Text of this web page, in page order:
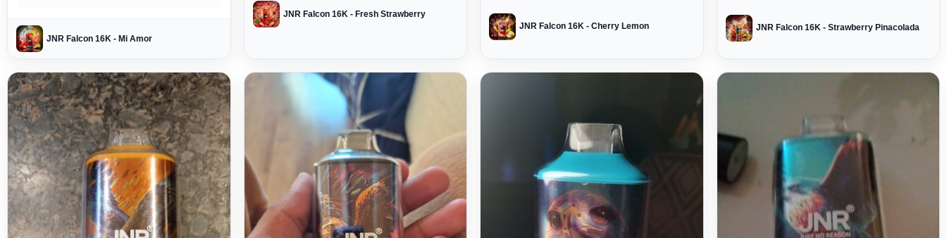
JNR Falcon 16K - Mi Amor
JNR Falcon 16K - Fresh Strawberry
JNR Falcon 16K - Cherry Lemon JNR Falcon 16K - Strawberry Pinacolada